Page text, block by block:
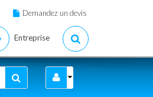
Demandez un devis
Entreprise